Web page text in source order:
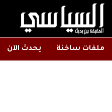
ملفات ساخنة يحدث الآن